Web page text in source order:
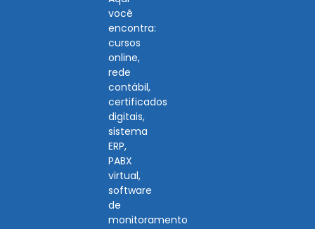
você
encontra:
cursos
online,
rede
contábil,
certificados
digitais,
sistema
ERP,
PABX
virtual,
software
de
monitoramento